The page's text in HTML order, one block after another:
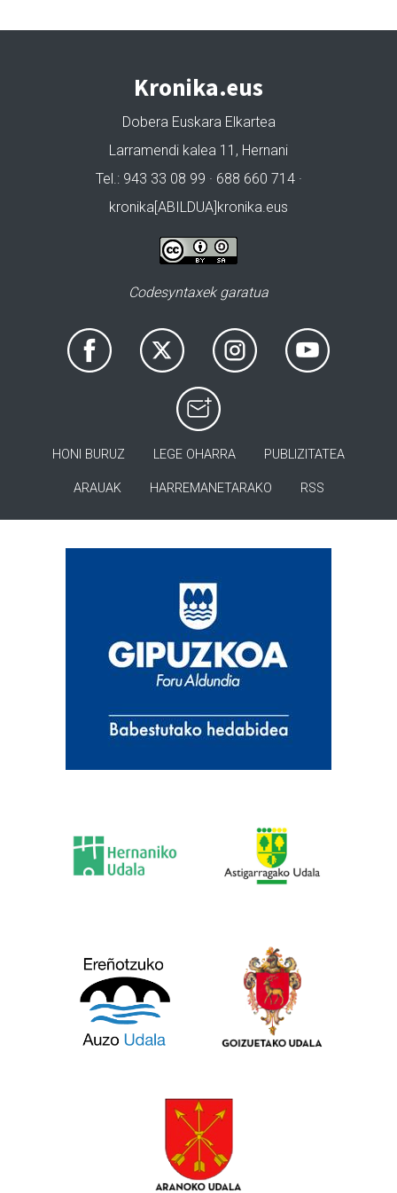
Kronika.eus
Dobera Euskara Elkartea
Larramendi kalea 11, Hernani
Tel.: 943 33 08 99 · 688 660 714 ·
kronika[ABILDUA]kronika.eus
Codesyntaxek garatua
HONI BURUZ LEGE OHARRA PUBLIZITATEA
ARAUAK HARREMANETARAKO RSS